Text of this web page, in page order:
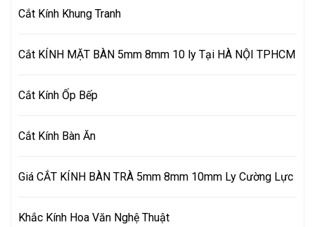
Cắt Kính Khung Tranh
Cắt KÍNH MẶT BÀN 5mm 8mm 10 ly Tại HÀ NỘI TPHCM
Cắt Kính Ốp Bếp
Cắt Kính Bàn Ăn
Giá CẮT KÍNH BÀN TRÀ 5mm 8mm 10mm Ly Cường Lực
Khắc Kính Hoa Văn Nghệ Thuật